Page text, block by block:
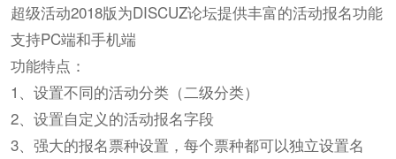
超级活动2018版为DISCUZ论坛提供丰富的活动报名功能
支持PC端和手机端
功能特点：
1、设置不同的活动分类（二级分类）
2、设置自定义的活动报名字段
3、强大的报名票种设置，每个票种都可以独立设置名